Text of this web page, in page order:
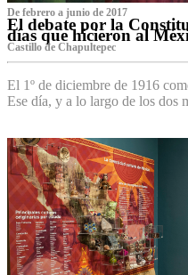
De febrero a junio de 2017
El debate por la
días que hicieron al
Castillo de Chapultepec
El 1º de diciembre de 1916
Ese día, y a lo largo de los dos